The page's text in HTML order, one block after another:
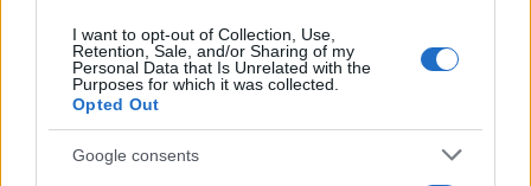
I want to opt-out of Collection, Use,
Retention, Sale, and/or Sharing of my
Personal Data that Is Unrelated with the
Purposes for which it was collected.
Opted Out
Google consents